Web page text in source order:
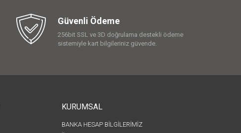
Güvenli Ödeme
256bit SSL ve 3D doğrulama destekli ödeme
sistemiyle kart bilgileriniz güvende.
KURUMSAL
BANKA HESAP BİLGİLERİMİZ